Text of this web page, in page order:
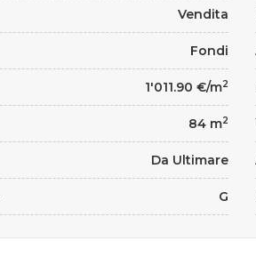
Vendita
Fondi
1'011.90 €/m2
84 m2
Da Ultimare
G